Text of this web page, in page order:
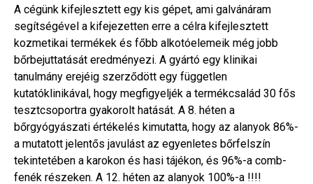
A cégünk kifejlesztett egy kis gépet, ami galvánáram
segítségével a kifejezetten erre a célra kifejlesztett
kozmetikai termékek és főbb alkotóelemeik még jobb
bőrbejuttatását eredményezi. A gyártó egy klinikai
tanulmány erejéig szerződött egy független
kutatóklinikával, hogy megfigyeljék a termékcsalád 30 fős
tesztcsoportra gyakorolt hatását. A 8. héten a
bőrgyógyászati értékelés kimutatta, hogy az alanyok 86%-
a mutatott jelentős javulást az egyenletes bőrfelszín
tekintetében a karokon és hasi tájékon, és 96%-a comb-
fenék részeken. A 12. héten az alanyok 100%-a !!!!